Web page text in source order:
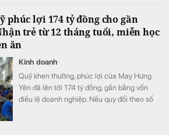
phúc lợi 174 tỷ đồng cho gần
trẻ từ 12 tháng tuổi, miễn học
ăn
Kinh doanh
Quỹ khen thưởng, phúc lợi của May Hưng
Yên đã lên tới 174 tỷ đồng, gần bằng vốn
điều lệ doanh nghiệp. Nếu quy đổi theo số